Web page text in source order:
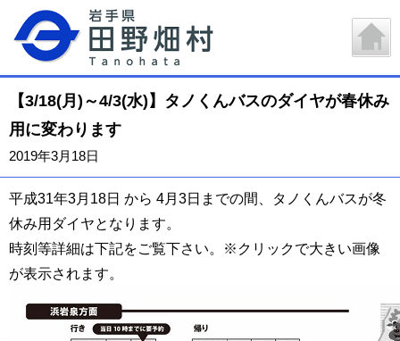
【3/18(月)～4/3(水)】タノくんバスのダイヤが春休み
用に変わります
2019年3月18日
平成31年3月18日 から 4月3日までの間、タノくんバスが冬
休み用ダイヤとなります。
時刻等詳細は下記をご覧下さい。※クリックで大きい画像
が表示されます。